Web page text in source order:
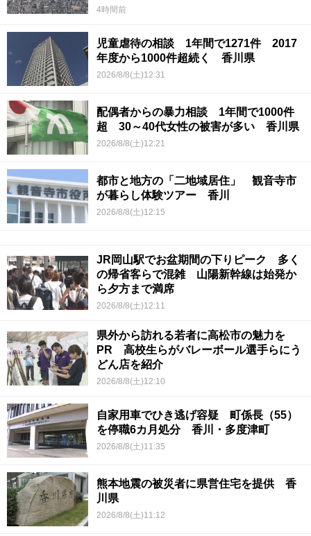
4時間前
児童虐待の相談 1年間で1271件 2017
年度から1000件超続く 香川県
2026/8/8(土)12:31
配偶者からの暴力相談 1年間で1000件
超 30～40代女性の被害が多い 香川県
2026/8/8(土)12:21
都市と地方の「二地域居住」 観音寺市
が暮らし体験ツアー 香川
2026/8/8(土)12:15
JR岡山駅でお盆期間の下りピーク 多く
の帰省客らで混雑 山陽新幹線は始発か
ら夕方まで満席
2026/8/8(土)12:11
県外から訪れる若者に高松市の魅力を
PR 高校生らがバレーボール選手らにう
どん店を紹介
2026/8/8(土)12:10
自家用車でひき逃げ容疑 町係長（55）
を停職6カ月処分 香川・多度津町
2026/8/8(土)11:35
熊本地震の被災者に県営住宅を提供 香
川県
2026/8/8(土)11:12